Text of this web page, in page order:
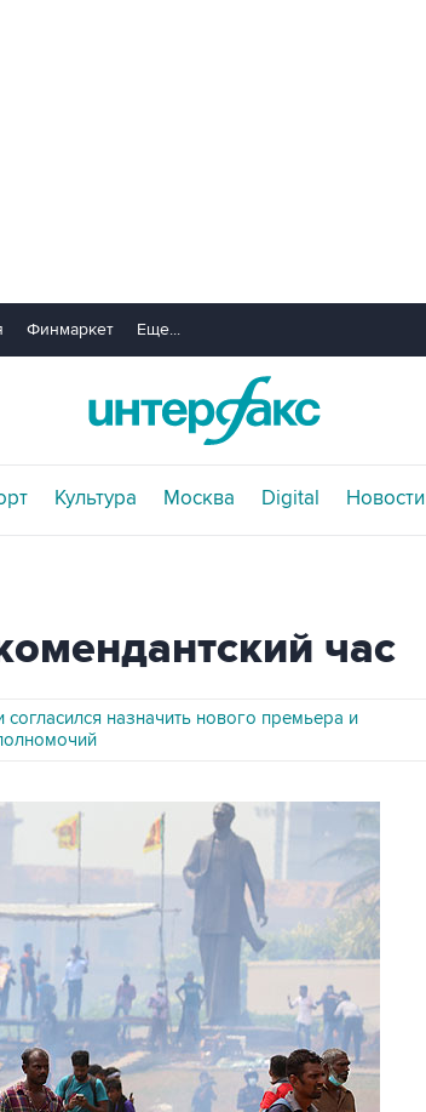
Финмаркет Еще...
Культура Москва Digital Новости
час
назначить нового премьера и